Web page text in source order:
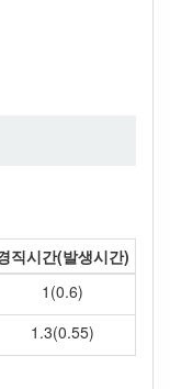
직시간(발생시간)
1(0.6)
1.3(0.55)